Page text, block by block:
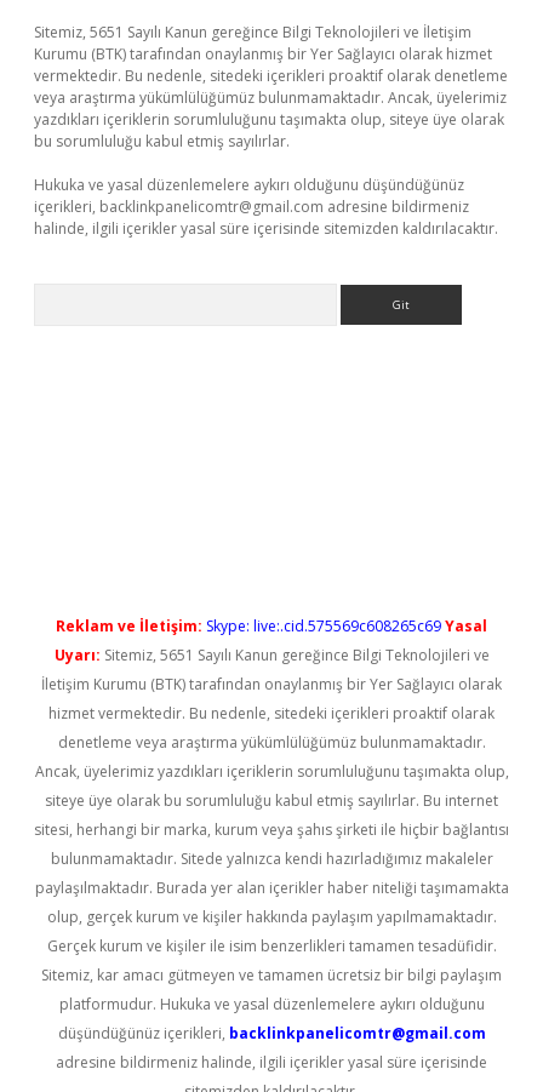
Sitemiz, 5651 Sayılı Kanun gereğince Bilgi Teknolojileri ve İletişim
Kurumu (BTK) tarafından onaylanmış bir Yer Sağlayıcı olarak hizmet
vermektedir. Bu nedenle, sitedeki içerikleri proaktif olarak denetleme
veya araştırma yükümlülüğümüz bulunmamaktadır. Ancak, üyelerimiz
yazdıkları içeriklerin sorumluluğunu taşımakta olup, siteye üye olarak
bu sorumluluğu kabul etmiş sayılırlar.
Hukuka ve yasal düzenlemelere aykırı olduğunu düşündüğünüz
içerikleri, backlinkpanelicomtr@gmail.com adresine bildirmeniz
halinde, ilgili içerikler yasal süre içerisinde sitemizden kaldırılacaktır.
Reklam ve İletişim: Skype: live:.cid.575569c608265c69Yasal
Uyarı: Sitemiz, 5651 Sayılı Kanun gereğince Bilgi Teknolojileri ve
İletişim Kurumu (BTK) tarafından onaylanmış bir Yer Sağlayıcı olarak
hizmet vermektedir. Bu nedenle, sitedeki içerikleri proaktif olarak
denetleme veya araştırma yükümlülüğümüz bulunmamaktadır.
Ancak, üyelerimiz yazdıkları içeriklerin sorumluluğunu taşımakta olup,
siteye üye olarak bu sorumluluğu kabul etmiş sayılırlar. Bu internet
sitesi, herhangi bir marka, kurum veya şahıs şirketi ile hiçbir bağlantısı
bulunmamaktadır. Sitede yalnızca kendi hazırladığımız makaleler
paylaşılmaktadır. Burada yer alan içerikler haber niteliği taşımamakta
olup, gerçek kurum ve kişiler hakkında paylaşım yapılmamaktadır.
Gerçek kurum ve kişiler ile isim benzerlikleri tamamen tesadüfidir.
Sitemiz, kar amacı gütmeyen ve tamamen ücretsiz bir bilgi paylaşım
platformudur. Hukuka ve yasal düzenlemelere aykırı olduğunu
düşündüğünüz içerikleri, backlinkpanelicomtr@gmail.com
adresine bildirmeniz halinde, ilgili içerikler yasal süre içerisinde